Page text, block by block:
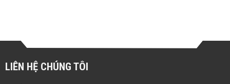
LIÊN HỆ CHÚNG TÔI